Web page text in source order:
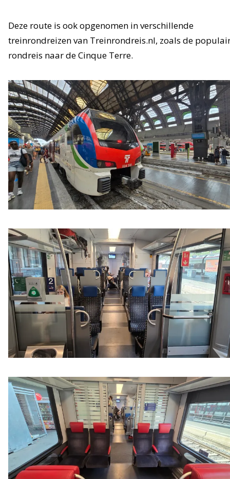
Deze route is ook opgenomen in verschillende
treinrondreizen van Treinrondreis.nl, zoals de
rondreis naar de Cinque Terre.